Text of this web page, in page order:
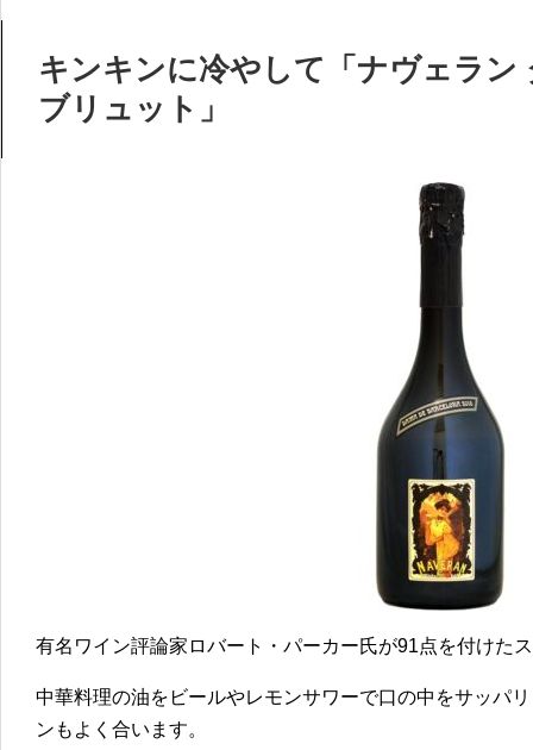
キンキンに冷やして「ナヴェラン
ブリュット」
有名ワイン評論家ロバート・パーカー氏が91点を付けた
中華料理の油をビールやレモンサワーで口の中をサッパ
ンもよく合います。